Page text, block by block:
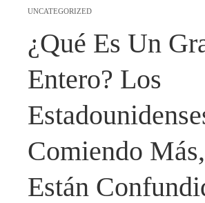
UNCATEGORIZED
¿Qué Es Un
Entero? Los
Comiendo
Están